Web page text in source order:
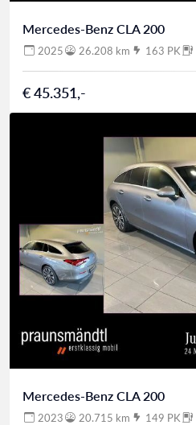
Mercedes-Benz CLA 200
2025 26.208 km 163 PK
€ 45.351,-
Mercedes-Benz CLA 200
2023 20.715 km 149 PK